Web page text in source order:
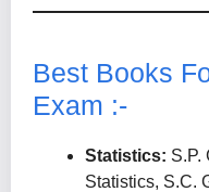
Best Books
Exam :-
Statistics: S.P.
Statistics, S.C.